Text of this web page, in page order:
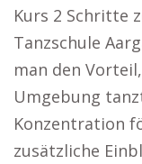
Kurs 2 Schritte
Tanzschule
man den
Umgebung
Konzentration
zusätzliche